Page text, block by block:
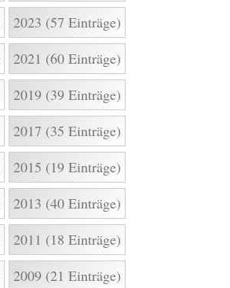
2023 (57 Einträge)
2021 (60 Einträge)
2019 (39 Einträge)
2017 (35 Einträge)
2015 (19 Einträge)
2013 (40 Einträge)
2011 (18 Einträge)
2009 (21 Einträge)